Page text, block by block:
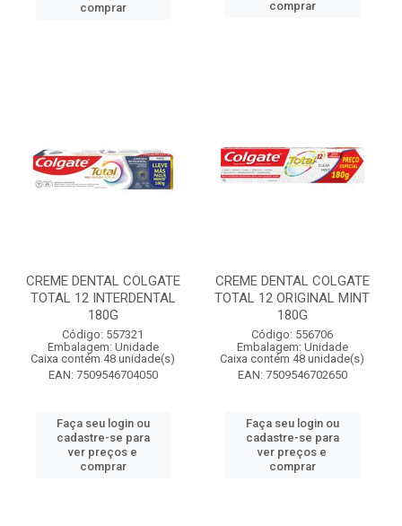
comprar
comprar
CREME DENTAL COLGATE
TOTAL 12 INTERDENTAL
180G
Código: 557321
Embalagem: Unidade
Caixa contém 48 unidade(s)
EAN: 7509546704050
Faça seu login ou
cadastre-se para
ver preços e
comprar
CREME DENTAL COLGATE
TOTAL 12 ORIGINAL MINT
180G
Código: 556706
Embalagem: Unidade
Caixa contém 48 unidade(s)
EAN: 7509546702650
Faça seu login ou
cadastre-se para
ver preços e
comprar